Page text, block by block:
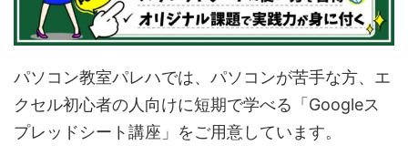
パソコン教室パレハでは、パソコンが苦手な方、エ
クセル初心者の人向けに短期で学べる「Googleス
プレッドシート講座」をご用意しています。